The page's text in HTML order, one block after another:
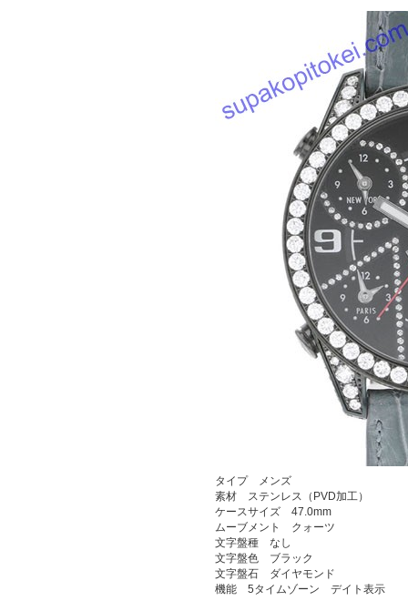
タイプ メンズ
素材 ステンレス（PVD加工）
ケースサイズ 47.0mm
ムーブメント クォーツ
文字盤種 なし
文字盤色 ブラック
文字盤石 ダイヤモンド
機能 5タイムゾーン デイト表示